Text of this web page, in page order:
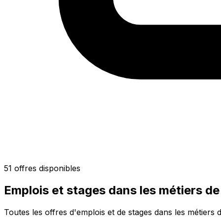
51 offres disponibles
Emplois et stages dans les métiers
Toutes les offres d'emplois et de stages dans les métiers